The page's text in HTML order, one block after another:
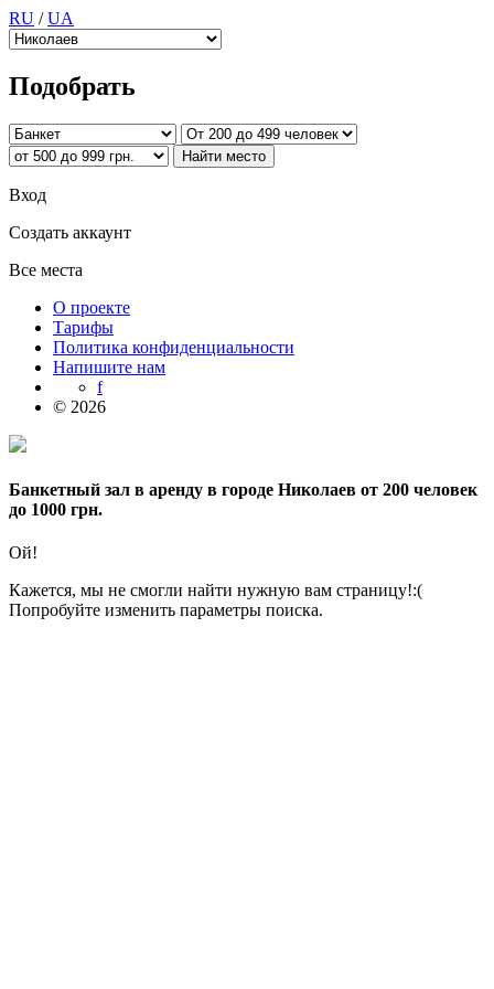
RU /UA
Подобрать
Вход
Создать аккаунт
Все места
О проекте
Тарифы
Политика конфиденциальности
Напишите нам
f
© 2026
Банкетный зал в аренду в городе Николаев от 200 человек
до 1000 грн.
Ой!
Кажется, мы не смогли найти нужную вам страницу!:(
Попробуйте изменить параметры поиска.